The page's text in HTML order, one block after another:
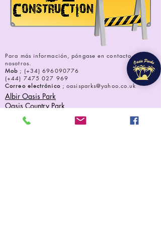
Para más información, póngase en contacto con
nosotros.
Mob ; (+34)696090776
(+44) 7475 027 969
Correo electrónico;oasisparks@yahoo.co.uk
Albir Oasis Park
Oasis Country Park
Grand Oasis
Como comprar